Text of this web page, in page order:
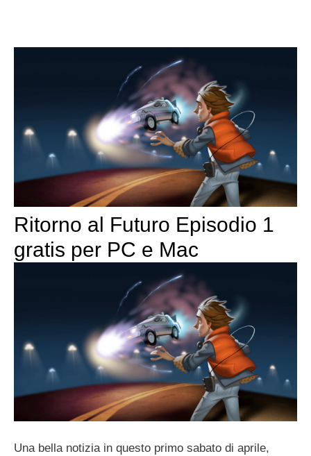
Ritorno al Futuro Episodio 1
gratis per PC e Mac
Una bella notizia in questo primo sabato di aprile,